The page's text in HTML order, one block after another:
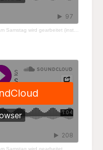
wird gearbeitet (instrumental)
Samstag wird gearbeitet